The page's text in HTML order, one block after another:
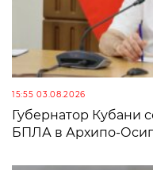
15:55 03.08.2026
Губернатор Кубани
БПЛА в Архипо-